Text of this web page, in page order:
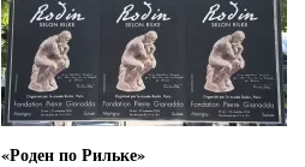
«Роден по Рильке»